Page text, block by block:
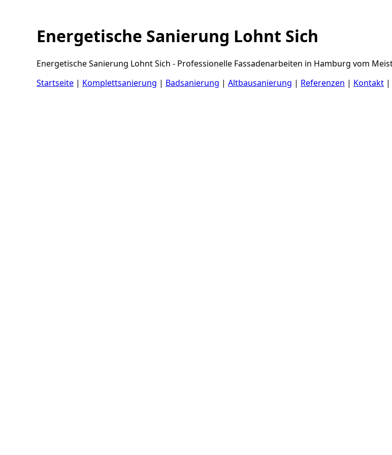
Energetische Sanierung Lohnt Sich
Energetische Sanierung Lohnt Sich - Professionelle Fassadenarbeiten in Hamburg vom
Startseite | Komplettsanierung | Badsanierung | Altbausanierung | Referenzen | Kontakt |